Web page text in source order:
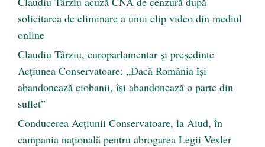
solicitarea de eliminare a unui clip video din mediul
online
Claudiu Târziu, europarlamentar și președinte
Acțiunea Conservatoare: „Dacă România își
abandonează ciobanii, își abandonează o parte din
suflet”
Conducerea Acțiunii Conservatoare, la Aiud, în
campania națională pentru abrogarea Legii Vexler